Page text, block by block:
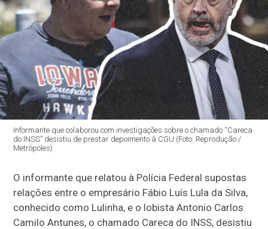
Informante que colaborou com investigações sobre o chamado “Careca
do INSS” desistiu de prestar depoimento à CGU (Foto: Reprodução /
Metrópoles)
O informante que relatou à Polícia Federal supostas
relações entre o empresário Fábio Luís Lula da Silva,
conhecido como Lulinha, e o lobista Antonio Carlos
Camilo Antunes, o chamado Careca do INSS, desistiu